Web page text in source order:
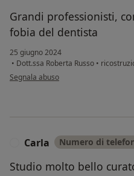
Grandi professionisti,
fobia del dentista
25 giugno 2024
• Dott.ssa Roberta Russo •
secondo l'opinione dell'utente Angelo
Segnala abuso
Carla Numero di
Studio molto bello